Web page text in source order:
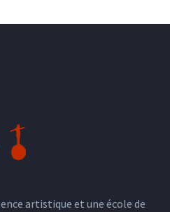
artistique et une école de